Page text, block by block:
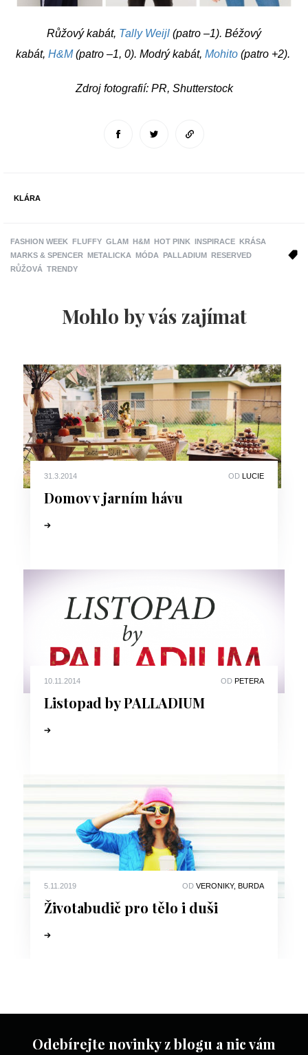
Růžový kabát, Tally Weijl (patro –1). Béžový
kabát, H&M(patro –1, 0). Modrý kabát, Mohito (patro +2).
Zdroj fotografií: PR, Shutterstock
KLÁRA
FASHION WEEK FLUFFY GLAM H&M HOT PINK INSPIRACE KRÁSA
MARKS & SPENCER METALICKA MÓDA PALLADIUM RESERVED
RŮŽOVÁ TRENDY
Mohlo by vás zajímat
31.3.2014 OD LUCIE
Domov v jarním hávu
10.11.2014 OD PETERA
Listopad by PALLADIUM
5.11.2019 OD VERONIKY, BURDA
Životabudič pro tělo i duši
Odebírejte novinky z blogu a nic vám